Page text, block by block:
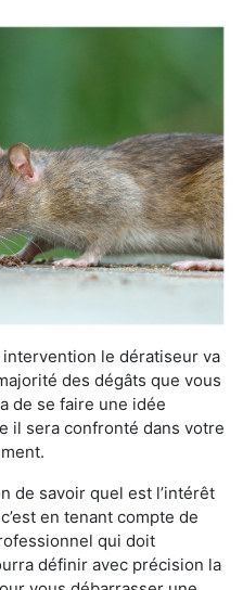
le dératiseur va
des dégâts que vous
de se faire une idée
il sera confronté dans votre
de savoir quel est l’intérêt
en tenant compte de
qui doit
définir avec précision la